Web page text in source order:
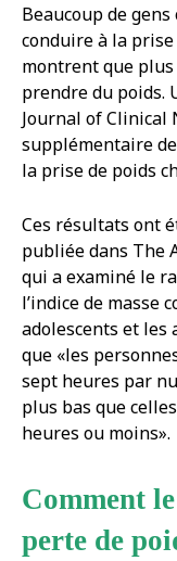
Beaucoup de
conduire à la
montrent que
prendre du poids.
Journal of Clinical
supplémentaire
la prise de poids
Ces résultats ont
publiée dans The
qui a examiné le
l’indice de masse
adolescents et les
que «les
sept heures par
plus bas que
heures ou moins».
Comment
perte de